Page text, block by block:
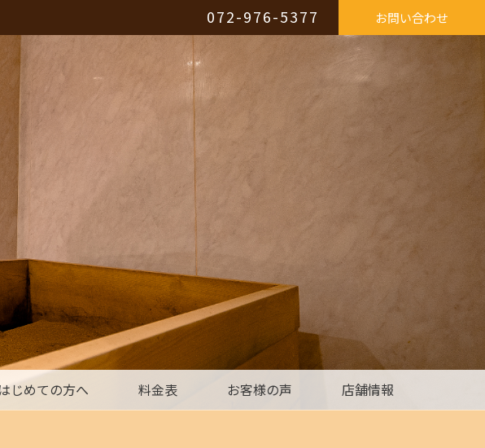
072-976-5377 お問い合わせ
じめての方へ 料金表 お客様の声 店舗情報